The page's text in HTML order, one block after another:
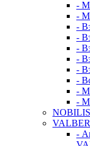
-
-
-
-
-
-
-
-
-
-
NOBILIS
-